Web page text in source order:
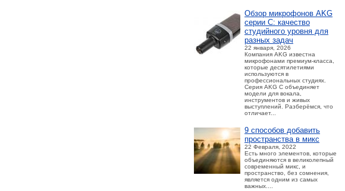
Обзор микрофонов AKG
серии C: качество
студийного уровня для
разных задач
22 января, 2026
Компания AKG известна
микрофонами премиум-класса,
которые десятилетиями
используются в
профессиональных студиях.
Серия AKG C объединяет
модели для вокала,
инструментов и живых
выступлений. Разберёмся, что
отличает...
9 способов добавить
пространства в микс
22 Февраля, 2022
Есть много элементов, которые
объединяются в великолепный
современный микс, и
пространство, без сомнения,
является одним из самых
важных....